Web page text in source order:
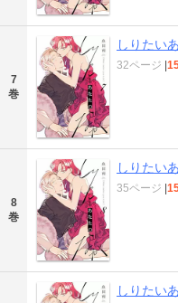
7
巻
しりたい
32ページ |
8
巻
しりたい
35ページ |
しりたい